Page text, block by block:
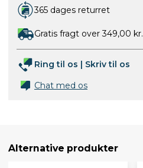
365 dages returret
Gratis fragt over 349,00 kr.
Ring til os | Skriv til os
Chat med os
Alternative produkter